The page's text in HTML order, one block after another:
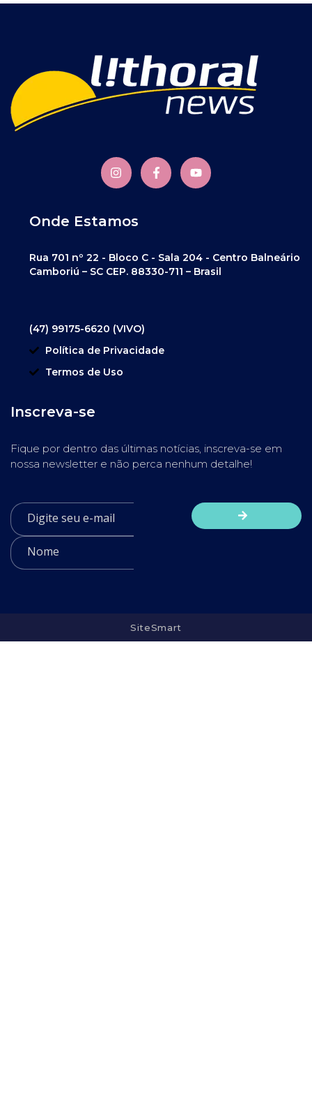
Onde Estamos
Rua 701 nº 22 - Bloco C - Sala 204 - Centro Balneário
Camboriú – SC CEP. 88330-711 – Brasil
(47) 99175-6620 (VIVO)
Política de Privacidade
Termos de Uso
Inscreva-se
Fique por dentro das últimas notícias, inscreva-se em
nossa newsletter e não perca nenhum detalhe!
SiteSmart